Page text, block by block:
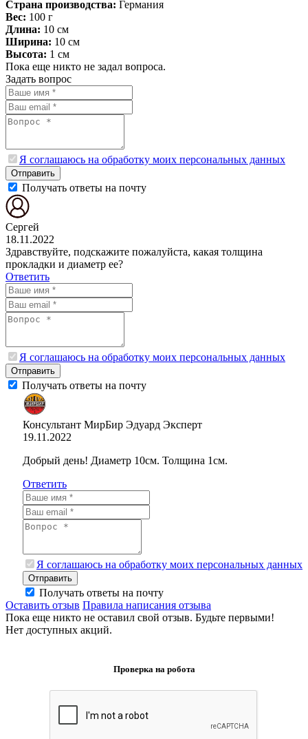
Страна производства: Германия
Вес: 100 г
Длина: 10 см
Ширина: 10 см
Высота: 1 см
Пока еще никто не задал вопроса.
Задать вопрос
Я соглашаюсь на обработку моих персональных данных
Отправить
Получать ответы на почту
Сергей
18.11.2022
Здравствуйте, подскажите пожалуйста, какая толщина
прокладки и диаметр ее?
Ответить
Я соглашаюсь на обработку моих персональных данных
Отправить
Получать ответы на почту
Консультант МирБир Эдуард Эксперт
19.11.2022
Добрый день! Диаметр 10см. Толщина 1см.
Ответить
Я соглашаюсь на обработку моих персональных данных
Отправить
Получать ответы на почту
Оставить отзыв Правила написания отзыва
Пока еще никто не оставил свой отзыв. Будьте первыми!
Нет доступных акций.
Проверка на робота